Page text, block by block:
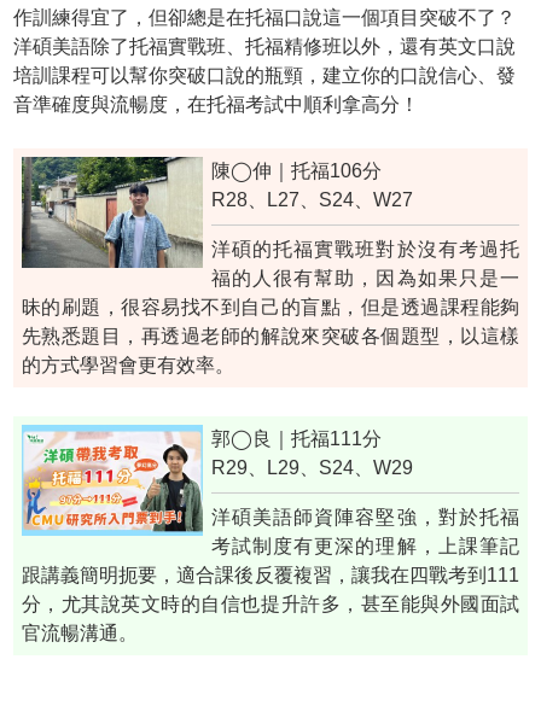
作訓練得宜了，但卻總是在托福口說這一個項目突破不了？
洋碩美語除了托福實戰班、托福精修班以外，還有英文口說
培訓課程可以幫你突破口說的瓶頸，建立你的口說信心、發
音準確度與流暢度，在托福考試中順利拿高分！
陳◯伸｜托福106分
R28、L27、S24、W27
洋碩的托福實戰班對於沒有考過托
福的人很有幫助，因為如果只是一
昧的刷題，很容易找不到自己的盲點，但是透過課程能夠
先熟悉題目，再透過老師的解說來突破各個題型，以這樣
的方式學習會更有效率。
郭◯良｜托福111分
R29、L29、S24、W29
洋碩美語師資陣容堅強，對於托福
考試制度有更深的理解，上課筆記
跟講義簡明扼要，適合課後反覆複習，讓我在四戰考到111
分，尤其說英文時的自信也提升許多，甚至能與外國面試
官流暢溝通。